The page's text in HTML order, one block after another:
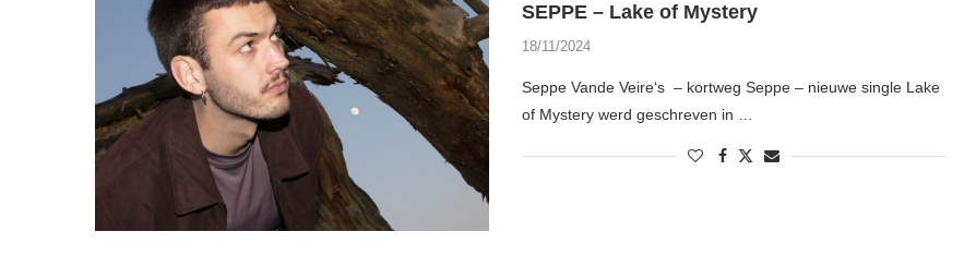
SEPPE – Lake of Mystery
18/11/2024
Seppe Vande Veire‘s – kortweg Seppe – nieuwe single Lake
of Mystery werd geschreven in …